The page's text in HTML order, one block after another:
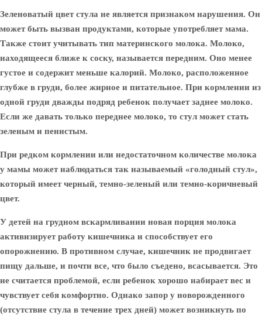
Зеленоватый цвет стула не является признаком нарушения. Он
может быть вызван продуктами, которые употребляет мама.
Также стоит учитывать тип материнского молока. Молоко,
находящееся ближе к соску, называется передним. Оно менее
густое и содержит меньше калорий. Молоко, расположенное
глубже в груди, более жирное и питательное. При кормлении из
одной груди дважды подряд ребенок получает заднее молоко.
Если же давать только переднее молоко, то стул может стать
зеленым и пенистым.
При редком кормлении или недостаточном количестве молока
у мамы может наблюдаться так называемый «голодный стул»,
который имеет черный, темно-зеленый или темно-коричневый
цвет.
У детей на грудном вскармливании новая порция молока
активизирует работу кишечника и способствует его
опорожнению. В противном случае, кишечник не продвигает
пищу дальше, и почти все, что было съедено, всасывается. Это
не считается проблемой, если ребенок хорошо набирает вес и
чувствует себя комфортно. Однако запор у новорожденного
(отсутствие стула в течение трех дней) может возникнуть по